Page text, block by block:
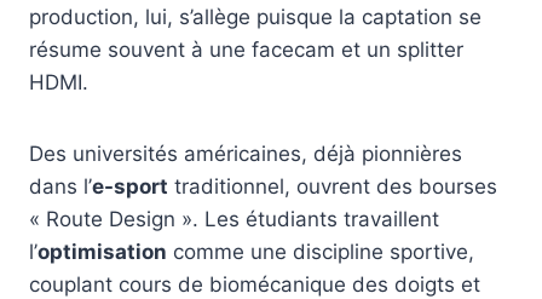
production, lui, s’allège puisque la captation se
résume souvent à une facecam et un splitter
HDMI.
Des universités américaines, déjà pionnières
dans l’e-sport traditionnel, ouvrent des bourses
« Route Design ». Les étudiants travaillent
l’optimisation comme une discipline sportive,
couplant cours de biomécanique des doigts et